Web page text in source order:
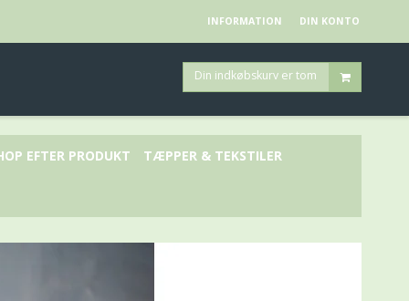
INFORMATION DIN KONTO
Din indkøbskurv er tom
EFTER PRODUKT TÆPPER & TEKSTILER